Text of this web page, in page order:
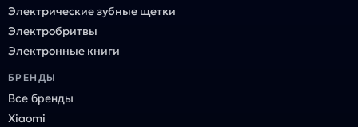
Электрические зубные щетки
Электробритвы
Электронные книги
БРЕНДЫ
Все бренды
Xiaomi